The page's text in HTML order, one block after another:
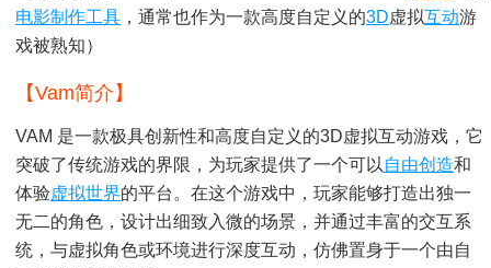
电影制作工具 ，通常也作为一款高度自定义的3D虚拟互动游
戏被熟知）
【vam简介】
VAM 是一款极具创新性和高度自定义的3D虚拟互动游戏，它
突破了传统游戏的界限，为玩家提供了一个可以 自由创造和
体验虚拟世界的平台。在这个游戏中，玩家能够打造出独一
无二的角色，设计出细致入微的场景，并通过丰富的交互系
统，与虚拟角色或环境进行深度互动，仿佛置身于一个由自